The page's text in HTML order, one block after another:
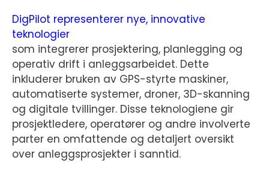
DigPilot representerer nye, innovative
teknologier
som integrerer prosjektering, planlegging og
operativ drift i anleggsarbeidet. Dette
inkluderer bruken av GPS-styrte maskiner,
automatiserte systemer, droner, 3D-skanning
og digitale tvillinger. Disse teknologiene gir
prosjektledere, operatører og andre involverte
parter en omfattende og detaljert oversikt
over anleggsprosjekter i sanntid.